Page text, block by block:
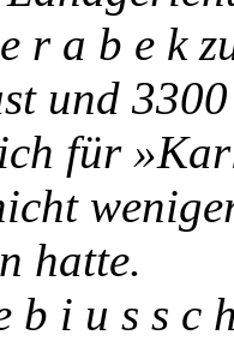
r a b e k
und
für
hatte.
b i u s s c